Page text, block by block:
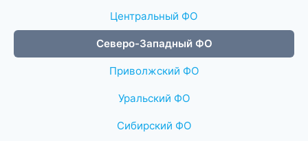
Центральный ФО
Северо-Западный ФО
Приволжский ФО
Уральский ФО
Сибирский ФО